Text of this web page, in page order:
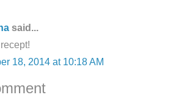
said...
18, 2014 at 10:18 AM